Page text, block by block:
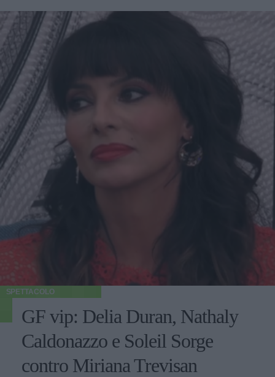
SPETTACOLO
GF vip: Delia Duran, Nathaly
Caldonazzo e Soleil Sorge
contro Miriana Trevisan